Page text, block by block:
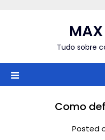
Tudo sobre
Como
Posted